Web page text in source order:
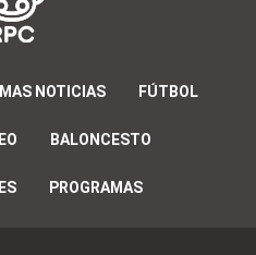
NOTICIAS FÚTBOL
BALONCESTO
PROGRAMAS